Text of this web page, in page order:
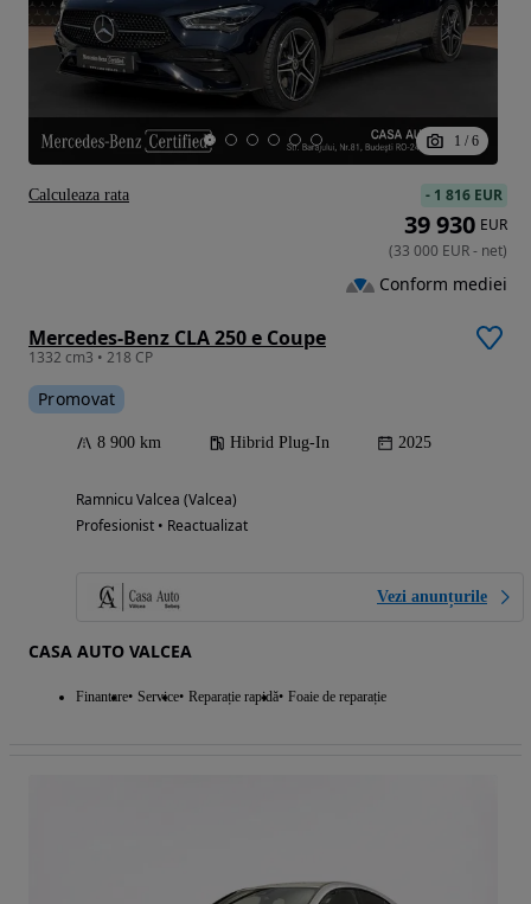
1 / 6
Mercedes-Benz CLA 250 e Coupe
1332 cm3 • 218 CP
Promovat
8 900 km Hibrid Plug-In 2025
Ramnicu Valcea (Valcea)
Profesionist • Reactualizat
Vezi anunțurile
CASA AUTO VALCEA
Finantare Service Reparație rapidă Foaie de reparație
- 1 816 EUR
39 930 EUR
(33 000 EUR- net)
Conform mediei
Calculeaza rata